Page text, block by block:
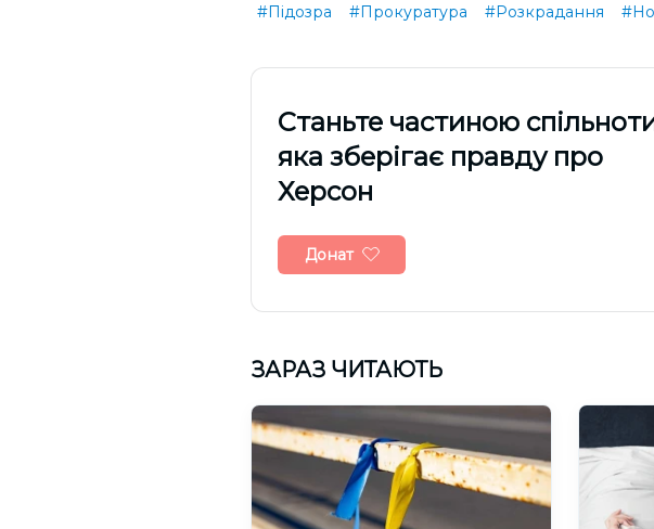
#Підозра #Прокуратура #Розкрадання
Cтаньте частиною
яка зберігає правду про
Херсон
Донат
ЗАРАЗ ЧИТАЮТЬ